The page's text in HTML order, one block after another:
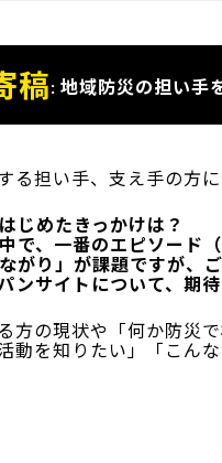
稿 地域防災の担い手
る担い手、支え手の方
じめたきっかけは？
で、一番のエピソード
がり」が課題ですが、
ンサイトについて、期
方の現状や「何か防災
動を知りたい」「こん